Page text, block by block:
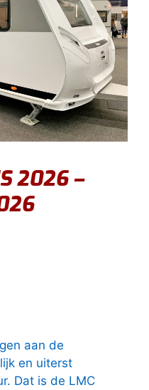
2026 –
aan de
en uiterst
Dat is de LMC